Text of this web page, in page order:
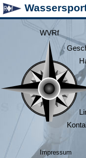
WVRf
Impressum